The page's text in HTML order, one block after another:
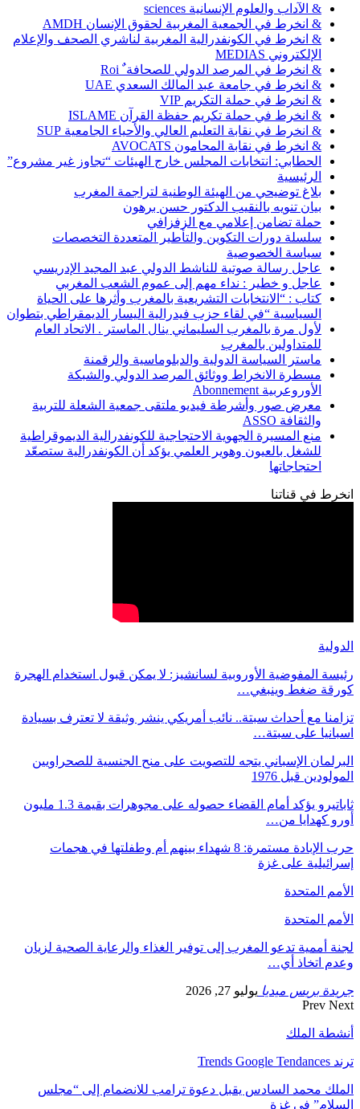
& الآداب والعلوم الإنسانية sciences
& انخرط في الجمعية المغربية لحقوق الإنسان AMDH
& انخرط في الكونفدرالية المغربية لناشري الصحف والإعلام
الإلكتروني MEDIAS
& انخرط في المرصد الدولي للصحافة ٌ Roi
& انخرط في جامعة عبد المالك السعدي UAE
& انخرط في حملة التكريم VIP
& انخرط في حملة تكريم حفظة القرآن ISLAME
& انخرط في نقابة التعليم العالي والأحياء الجامعية SUP
& انخرط في نقابة المحامون AVOCATS
الحطابي: انتخابات المجلس خارج الهيئات “تجاوز غير مشروع”
الرئيسية
بلاغ توضيحي من الهيئة الوطنية لتراجمة المغرب
بيان تنويه بالنقيب الدكتور حسن برهون
حملة تضامن إعلامي مع الزفزافي
سلسلة دورات التكوين والتأطير المتعددة التخصصات
سياسة الخصوصية
عاجل رسالة صوتية للناشط الدولي عبد المجيد الإدريسي
عاجل و خطير : نداء مهم إلى عموم الشعب المغربي
كتاب : “الانتخابات التشريعية بالمغرب وأثرها على الحياة
السياسية “في لقاء حزب فيدرالية اليسار الديمقراطي بتطوان
لأول مرة بالمغرب السليماني ينال الماستر . الاتحاد العام
للمتداولين بالمغرب
ماستر السياسة الدولية والدبلوماسية والرقمنة
مسطرة الانخراط ووثائق المرصد الدولي والشبكة
الأوروعربية Abonnement
معرض صور وأشرطة فيديو ملتقى جمعية الشعلة للتربية
والثقافة ASSO
منع المسيرة الجهوية الاحتجاجية للكونفدرالية الديموقراطية
للشغل بالعيون وهوير العلمي يؤكد أن الكونفدرالية ستصعّد
احتجاجاتها
انخرط في قناتنا
الدولية
رئيسة المفوضية الأوروبية لسانشيز: لا يمكن قبول استخدام الهجرة
كورقة ضغط وينبغي…
تزامنا مع أحداث سبتة.. نائب أمريكي ينشر وثيقة لا تعترف بسيادة
اسبانيا على سبتة…
البرلمان الإسباني يتجه للتصويت على منح الجنسية للصحراويين
المولودين قبل 1976
ثاباتيرو يؤكد أمام القضاء حصوله على مجوهرات بقيمة 1.3 مليون
أورو كهدايا من…
حرب الإبادة مستمرة: 8 شهداء بينهم أم وطفلتها في هجمات
إسرائيلية على غزة
الأمم المتحدة
الأمم المتحدة
لجنة أممية تدعو المغرب إلى توفير الغذاء والرعاية الصحية لزيان
وعدم اتخاذ أي…
جريدة بريس ميديا يوليو 27, 2026
Prev Next
أنشطة الملك
ترند Trends Google Tendances
الملك محمد السادس يقبل دعوة ترامب للانضمام إلى “مجلس
السلام” في غزة